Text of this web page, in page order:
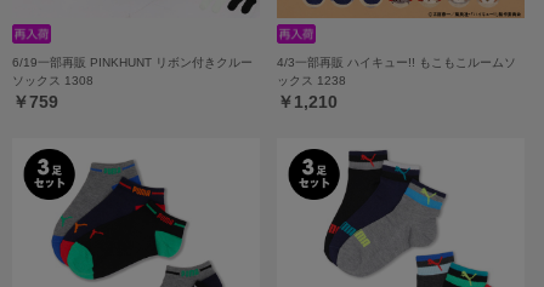
6/19一部再販 PINKHUNT リボン付きクルー
ソックス 1308
￥759
4/3一部再販 ハイキュー!! もこもこルームソ
ックス 1238
￥1,210